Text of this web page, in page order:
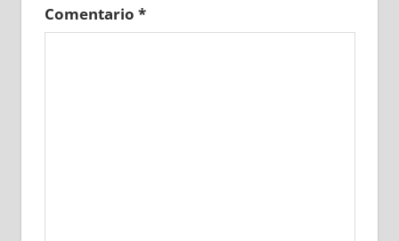
Comentario *